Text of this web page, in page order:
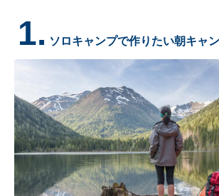
1. ソロキャンプで作りたい朝キャ